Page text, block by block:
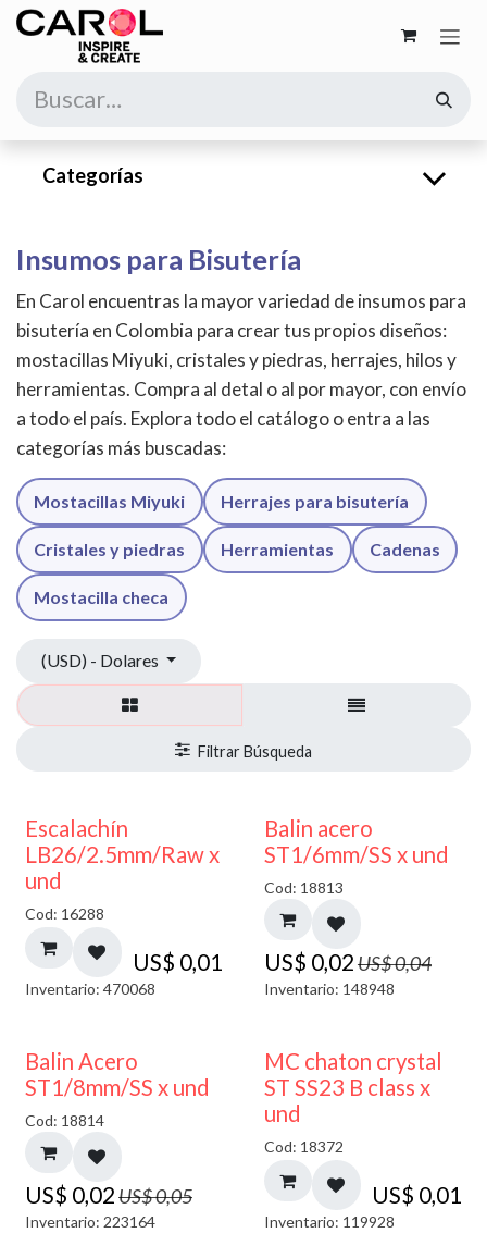
Ir al contenido
Categorías
Insumos para Bisutería
En Carol encuentras la mayor variedad de insumos para
bisutería en Colombia para crear tus propios diseños:
mostacillas Miyuki, cristales y piedras, herrajes, hilos y
herramientas. Compra al detal o al por mayor, con envío
a todo el país. Explora todo el catálogo o entra a las
categorías más buscadas:
Mostacillas Miyuki Herrajes para bisutería
Cristales y piedras Herramientas Cadenas
Mostacilla checa
(USD) - Dolares
Escalachín
LB26/2.5mm/Raw x
und
Cod: 16288
US$ 0,01
Inventario: 470068
50% DESCUENTO
Balin acero
ST1/6mm/SS x und
Cod: 18813
US$ 0,02US$0,04
Inventario: 148948
50% DESCUENTO
Balin Acero
ST1/8mm/SS x und
Cod: 18814
US$ 0,02US$0,05
Inventario: 223164
MC chaton crystal
ST SS23 B class x
und
Cod: 18372
US$ 0,01
Inventario: 119928